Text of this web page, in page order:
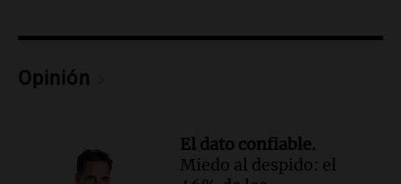
cárcel federal de máxima seguridad:
Noticias Rosario
propiedad privada sin controvertido
capítulo de tierras hoy a las 14 horas
Opinión
El dato confiable.
Miedo al despido: el